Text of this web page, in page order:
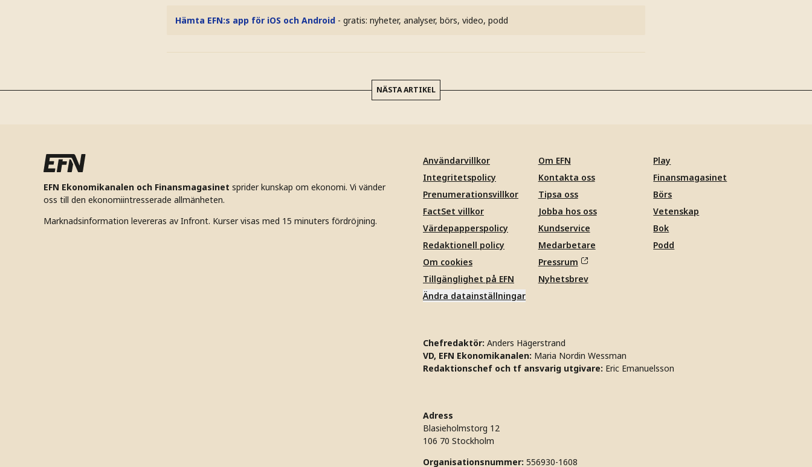
Hämta EFN:s app för iOS och Android - gratis: nyheter, analyser, börs, video, podd
NÄSTA ARTIKEL
EFN Ekonomikanalen och Finansmagasinet sprider kunskap om ekonomi. Vi vänder
oss till den ekonomiintresserade allmänheten.
Marknadsinformation levereras av Infront. Kurser visas med 15 minuters fördröjning.
Användarvillkor
Integritetspolicy
Prenumerationsvillkor
FactSet villkor
Värdepapperspolicy
Redaktionell policy
Om cookies
Tillgänglighet på EFN
Ändra datainställningar
Om EFN
Kontakta oss
Tipsa oss
Jobba hos oss
Kundservice
Medarbetare
Pressrum
Nyhetsbrev
Play
Finansmagasinet
Börs
Vetenskap
Bok
Podd
Chefredaktör: Anders Hägerstrand
VD, EFN Ekonomikanalen: Maria Nordin Wessman
Redaktionschef och tf ansvarig utgivare: Eric Emanuelsson
Adress
Blasieholmstorg 12
106 70 Stockholm
Organisationsnummer: 556930-1608